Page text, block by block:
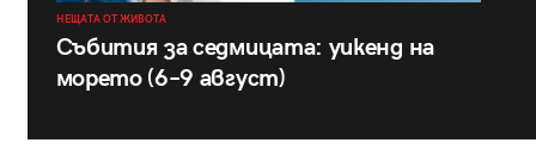
НЕЩАТА ОТ ЖИВОТА
Събития за седмицата: уикенд на
морето (6–9 август)